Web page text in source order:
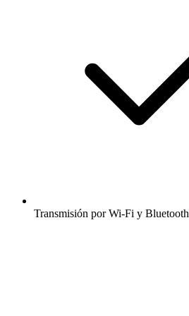
Transmisión por Wi-Fi y Bluetooth